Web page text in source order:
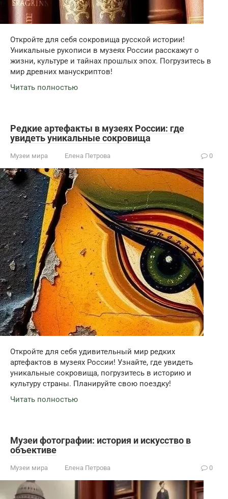
Откройте для себя сокровища русской истории!
Уникальные рукописи в музеях России расскажут о
жизни, культуре и тайнах прошлых эпох. Погрузитесь в
мир древних манускриптов!
Читать полностью
Редкие артефакты в музеях России: где
увидеть уникальные сокровища
Музеи мира Елена Петрова 0
Откройте для себя удивительный мир редких
артефактов в музеях России! Узнайте, где увидеть
уникальные сокровища, погрузитесь в историю и
культуру страны. Планируйте свою поездку!
Читать полностью
Музеи фотографии: история и искусство в
объективе
Музеи мира Елена Петрова 0